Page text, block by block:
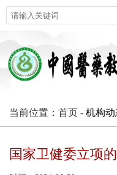
当前位置：首页 - 机构动
国家卫健委立项